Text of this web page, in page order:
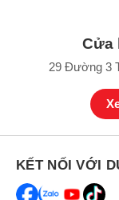
Xiaomi 17T Pro 5G
Cửa
29 Đường 3
KẾT NỐI VỚI